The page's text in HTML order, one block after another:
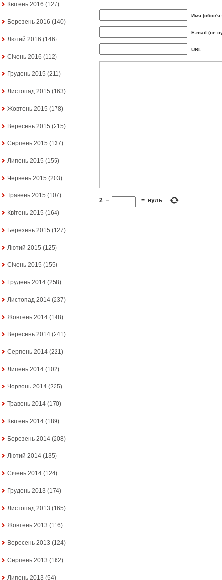
Квітень 2016 (127)
Березень 2016 (140)
Лютий 2016 (146)
Січень 2016 (112)
Грудень 2015 (211)
Листопад 2015 (163)
Жовтень 2015 (178)
Вересень 2015 (215)
Серпень 2015 (137)
Липень 2015 (155)
Червень 2015 (203)
Травень 2015 (107)
Квітень 2015 (164)
Березень 2015 (127)
Лютий 2015 (125)
Січень 2015 (155)
Грудень 2014 (258)
Листопад 2014 (237)
Жовтень 2014 (148)
Вересень 2014 (241)
Серпень 2014 (221)
Липень 2014 (102)
Червень 2014 (225)
Травень 2014 (170)
Квітень 2014 (189)
Березень 2014 (208)
Лютий 2014 (135)
Січень 2014 (124)
Грудень 2013 (174)
Листопад 2013 (165)
Жовтень 2013 (116)
Вересень 2013 (124)
Серпень 2013 (162)
Липень 2013 (54)
Имя
E-mail (не
URL
2 − = нуль